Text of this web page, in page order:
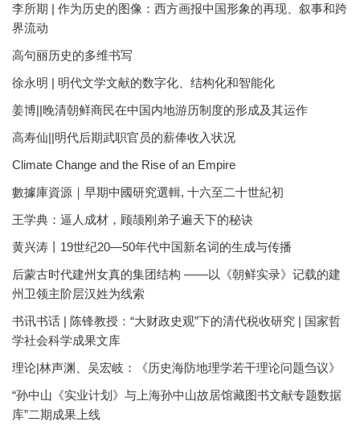
李所期 | 作为历史的图像：西方画报中国形象的再现、叙事和跨
界流动
高句丽历史的多维书写
徐永明 | 明代文学文献的数字化、结构化和智能化
姜博||晚清朝鲜商民在中国内地游历制度的形成及其运作
高寿仙||明代后期武职官员的薪俸收入状况
Climate Change and the Rise of an Empire
數據庫資源｜早期中國研究選輯, 十六至二十世紀初
王学典：逼人成材，顾颉刚弟子遍天下的秘诀
黄兴涛丨19世纪20—50年代中国新名词的生成与传播
后蒙古时代建州女真的集团结构 ——以《朝鲜实录》记载的建
州卫领主阶层汉姓为线索
书讯书话 | 陈锋教授：“大财政史观”下的清代税收研究 | 国家哲
学社会科学成果文库
理论|林声渊、吴宏岐：《历史海防地理学若干理论问题刍议》
“孙中山《实业计划》与上海孙中山故居馆藏图书文献专题数据
库”二期成果上线